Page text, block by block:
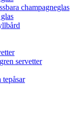
champagneglas
servetter
tepåsar